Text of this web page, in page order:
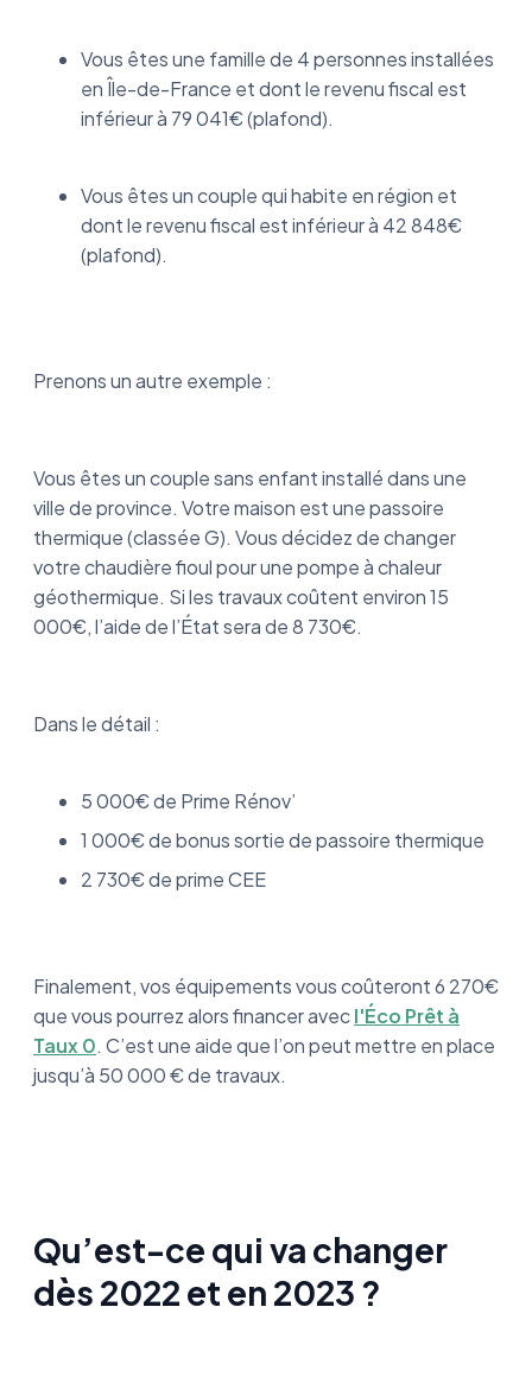
Vous êtes une famille de 4 personnes installées
en Île-de-France et dont le revenu fiscal est
inférieur à 79 041€ (plafond).
Vous êtes un couple qui habite en région et
dont le revenu fiscal est inférieur à 42 848€
(plafond).
Prenons un autre exemple :
Vous êtes un couple sans enfant installé dans une
ville de province. Votre maison est une passoire
thermique (classée G). Vous décidez de changer
votre chaudière fioul pour une pompe à chaleur
géothermique. Si les travaux coûtent environ 15
000€, l’aide de l’État sera de 8 730€.
Dans le détail :
5 000€ de Prime Rénov’
1 000€ de bonus sortie de passoire thermique
2 730€ de prime CEE
Finalement, vos équipements vous coûteront 6 270€
que vous pourrez alors financer avecl'Éco Prêt à
Taux 0. C’est une aide que l’on peut mettre en place
jusqu’à 50 000 € de travaux.
Qu’est-ce qui va changer
dès 2022 et en 2023 ?